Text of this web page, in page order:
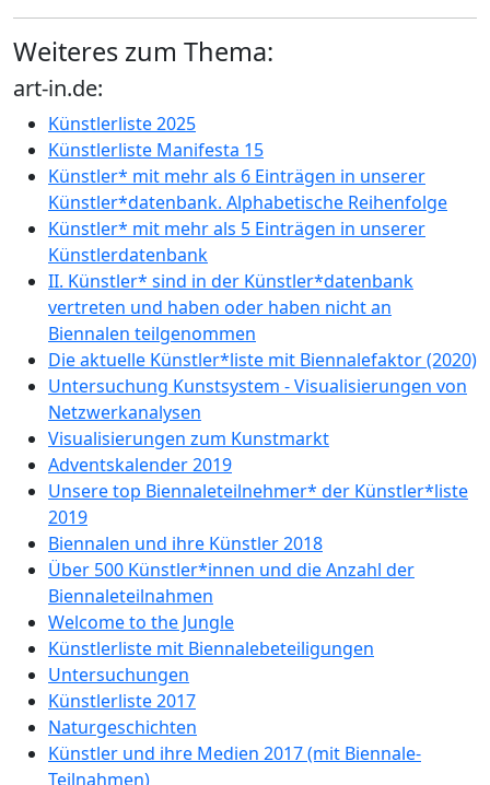
Weiteres zum Thema:
art-in.de:
Künstlerliste 2025
Künstlerliste Manifesta 15
Künstler* mit mehr als 6 Einträgen in unserer
Künstler*datenbank. Alphabetische Reihenfolge
Künstler* mit mehr als 5 Einträgen in unserer
Künstlerdatenbank
II. Künstler* sind in der Künstler*datenbank
vertreten und haben oder haben nicht an
Biennalen teilgenommen
Die aktuelle Künstler*liste mit Biennalefaktor (2020)
Untersuchung Kunstsystem - Visualisierungen von
Netzwerkanalysen
Visualisierungen zum Kunstmarkt
Adventskalender 2019
Unsere top Biennaleteilnehmer* der Künstler*liste
2019
Biennalen und ihre Künstler 2018
Über 500 Künstler*innen und die Anzahl der
Biennaleteilnahmen
Welcome to the Jungle
Künstlerliste mit Biennalebeteiligungen
Untersuchungen
Künstlerliste 2017
Naturgeschichten
Künstler und ihre Medien 2017 (mit Biennale-
Teilnahmen)